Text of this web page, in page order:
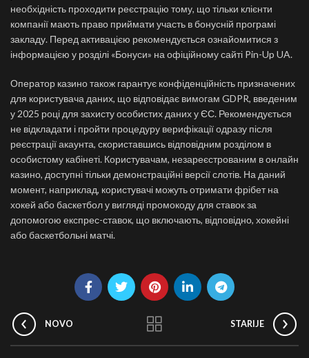
необхідність проходити реєстрацію тому, що тільки клієнти
компанії мають право приймати участь в бонусній програмі
закладу. Перед активацією рекомендується ознайомитися з
інформацією у розділі «Бонуси» на офіційному сайті Pin-Up UA.
Оператор казино також гарантує конфіденційність призначених
для користувача даних, що відповідає вимогам GDPR, введеним
у 2025 році для захисту особистих даних у ЄС. Рекомендується
не відкладати і пройти процедуру верифікації одразу після
реєстрації акаунта, скориставшись відповідним розділом в
особистому кабінеті. Користувачам, незареєстрованим в онлайн
казино, доступні тільки демонстраційні версії слотів. На даний
момент, наприклад, користувачі можуть отримати фрібет на
хокей або баскетбол у вигляді промокоду для ставок за
допомогою експрес-ставок, що включають, відповідно, хокейні
або баскетбольні матчі.
NOVO STARIJE